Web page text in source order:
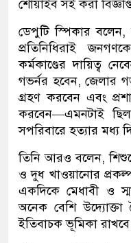
শোয়াইব সই করা
ডেপুটি স্পিকার বলেন,
প্রতিনিধিরাই
কর্মকাণ্ডের দায়িত্ব
গভর্নর হবেন, জেলার
গ্রহণ করবেন এবং
করবেন—এমনটাই ছিল
সপরিবারে হত্যার মধ্য
তিনি আরও বলেন,
ও দুধ খাওয়ানোর
একদিকে মেধাবী ও
অনেক বেশি উদ্যোক্তা
ইতিবাচক ভূমিকা